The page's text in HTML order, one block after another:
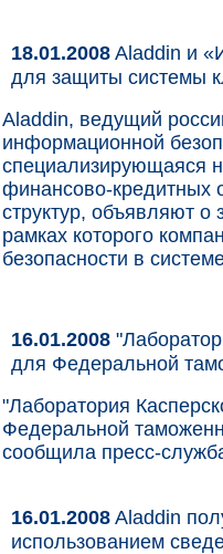
18.01.2008Aladdin и
для защиты системы
Aladdin, ведущий
информационной
специализирующаяся
финансово-кредитных
структур, объявляют о
рамках которого
безопасности в
16.01.2008
для Федеральной
"Лаборатория
Федеральной
сообщила пресс-
16.01.2008Aladdin
использованием